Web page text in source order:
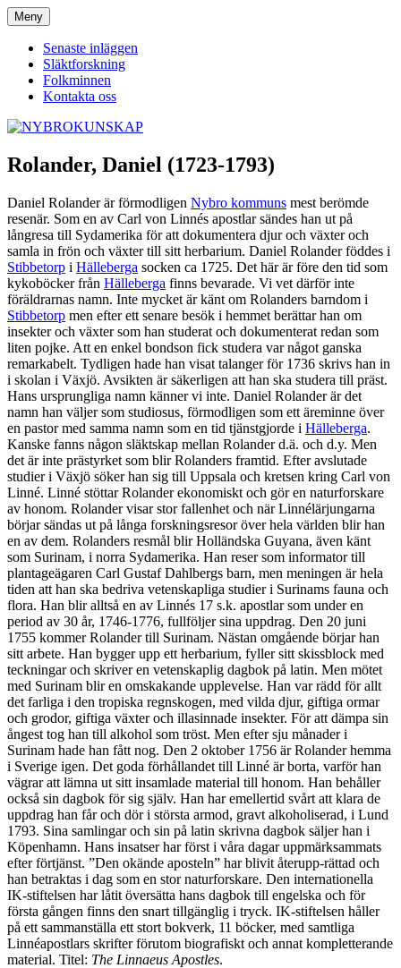
Hoppa
till
innehåll
NYBROKUNSKAP
Meny
Senaste inläggen
Släktforskning
Folkminnen
Kontakta oss
Rolander, Daniel (1723-1793)
Daniel Rolander är förmodligen Nybro kommuns mest berömde
resenär. Som en av Carl von Linnés apostlar sändes han ut på
långresa till Sydamerika för att dokumentera djur och växter och
samla in frön och växter till sitt herbarium. Daniel Rolander föddes i
Stibbetorp i Hälleberga socken ca 1725. Det här är före den tid som
kykoböcker från Hälleberga finns bevarade. Vi vet därför inte
föräldrarnas namn. Inte mycket är känt om Rolanders barndom i
Stibbetorp men efter ett senare besök i hemmet berättar han om
insekter och växter som han studerat och dokumenterat redan som
liten pojke. Att en enkel bondson fick studera var något ganska
remarkabelt. Tydligen hade han visat talanger för 1736 skrivs han in
i skolan i Växjö. Avsikten är säkerligen att han ska studera till präst.
Hans ursprungliga namn känner vi inte. Daniel Rolander är det
namn han väljer som studiosus, förmodligen som ett äreminne över
en pastor med samma namn som en tid tjänstgjorde i Hälleberga.
Kanske fanns någon släktskap mellan Rolander d.ä. och d.y. Men
det är inte prästyrket som blir Rolanders framtid. Efter avslutade
studier i Växjö söker han sig till Uppsala och kretsen kring Carl von
Linné. Linné stöttar Rolander ekonomiskt och gör en naturforskare
av honom. Rolander visar stor fallenhet och när Linnélärjungarna
börjar sändas ut på långa forskningsresor över hela världen blir han
en av dem. Rolanders resmål blir Holländska Guyana, även känt
som Surinam, i norra Sydamerika. Han reser som informator till
plantageägaren Carl Gustaf Dahlbergs barn, men meningen är hela
tiden att han ska bedriva vetenskapliga studier i Surinams fauna och
flora. Han blir alltså en av Linnés 17 s.k. apostlar som under en
period av 30 år, 1746-1776, fullföljer sina uppdrag. Den 20 juni
1755 kommer Rolander till Surinam. Nästan omgående börjar han
sitt arbete. Han bygger upp ett herbarium, fyller sitt skissblock med
teckningar och skriver en vetenskaplig dagbok på latin. Men mötet
med Surinam blir en omskakande upplevelse. Han var rädd för allt
det farliga i den tropiska regnskogen, med vilda djur, giftiga ormar
och grodor, giftiga växter och illasinnade insekter. För att dämpa sin
ångest tog han till alkohol som tröst. Men efter sju månader i
Surinam hade han fått nog. Den 2 oktober 1756 är Rolander hemma
i Sverige igen. Det goda förhållandet till Linné är borta, varför han
vägrar att lämna ut sitt insamlade material till honom. Han behåller
också sin dagbok för sig själv. Han har emellertid svårt att klara de
uppdrag han får och dör i största armod, gravt alkoholiserad, i Lund
1793. Sina samlingar och sin på latin skrivna dagbok säljer han i
Köpenhamn. Hans insatser har först i våra dagar uppmärksammats
efter förtjänst. ”Den okände aposteln” har blivit återupp-rättad och
han betraktas i dag som en stor naturforskare. Den internationella
IK-stiftelsen har låtit översätta hans dagbok till engelska och för
första gången finns den snart tillgänglig i tryck. IK-stiftelsen håller
på ett sammanställa ett stort bokverk, 11 böcker, med samtliga
Linnéapostlars skrifter förutom biografiskt och annat kompletterande
material. Titel: The Linnaeus Apostles.